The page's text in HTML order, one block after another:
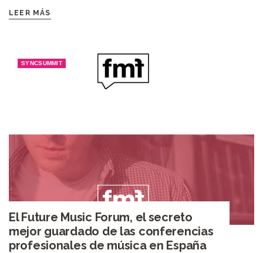
LEER MÁS
SYNCSUMMIT
El Future Music Forum, el secreto
mejor guardado de las conferencias
profesionales de música en España